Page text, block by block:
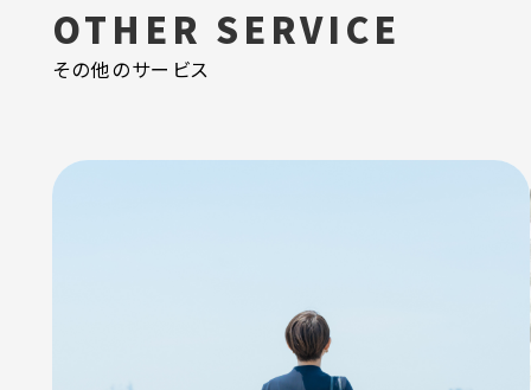
OTHER SERVICE
その他のサービス